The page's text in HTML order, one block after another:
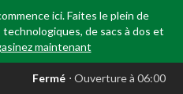
ici. Faites le plein de
de sacs à dos et
maintenant
votreFermé ⋅ Ouverture à 06:00